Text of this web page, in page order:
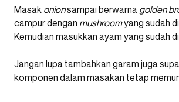
Masak onionsampai berwarna golden
campur dengan mushroomyang sudah
Kemudian masukkan ayam yang sudah
Jangan lupa tambahkan garam juga
komponen dalam masakan tetap